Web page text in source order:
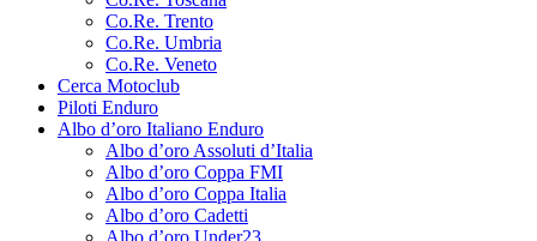
Co.Re. Trento
Co.Re. Umbria
Co.Re. Veneto
Cerca Motoclub
Piloti Enduro
Albo d’oro Italiano Enduro
Albo d’oro Assoluti d’Italia
Albo d’oro Coppa FMI
Albo d’oro Coppa Italia
Albo d’oro Cadetti
Albo d’oro Under23